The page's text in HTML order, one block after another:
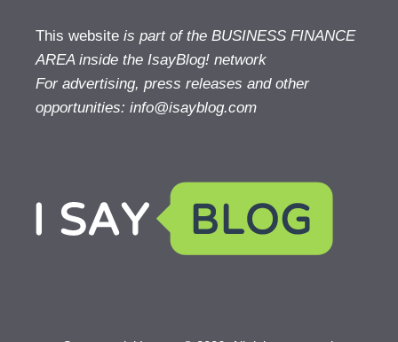
This website is part of the BUSINESS FINANCE
AREA inside the IsayBlog! network
For advertising, press releases and other
opportunities: info@isayblog.com